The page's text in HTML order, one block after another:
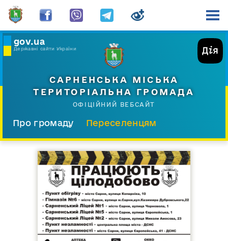
gov.ua
Державні сайти України
САРНЕНСЬКА МІСЬКА
ТЕРИТОРІАЛЬНА ГРОМАДА
ОФІЦІЙНИЙ ВЕБСАЙТ
Про громаду
Переселенцям
Прес-центр